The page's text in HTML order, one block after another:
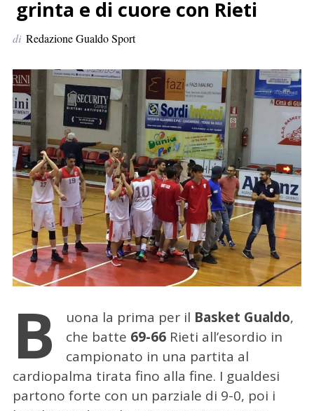
e
r
grinta e di cuore con Rieti
di Redazione Gualdo Sport
B uona la prima per il Basket Gualdo,
che batte 69-66Rieti all’esordio in
campionato in una partita al
cardiopalma tirata fino alla fine. I gualdesi
partono forte con un parziale di 9-0, poi i